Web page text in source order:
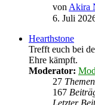
von Akira
6. Juli
Hearthstone
Trefft euch bei
Ehre kämpft.
Moderator:
27 Themen
167
Letzter